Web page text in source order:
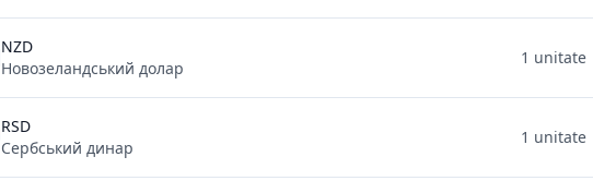
NZD
Новозеландський долар
1 unitate
RSD
Сербський динар
1 unitate